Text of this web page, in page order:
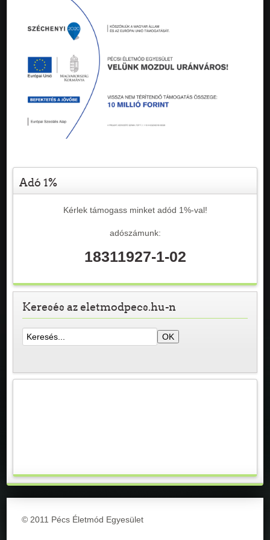
Adó 1%
Kérlek támogass minket adód 1%-val!
adószámunk:
18311927-1-02
Keresés az eletmodpecs.hu-n
© 2011 Pécs Életmód Egyesület